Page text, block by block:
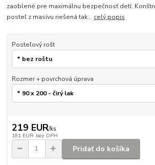
zaoblené pre maximálnu bezpečnosť detí.
posteľ z masívu riešená tak... celý popis
Posteľový rošt
Rozmer + povrchová úprava
219 EUR/ks
181 EUR bez DPH
Pridať do košíka